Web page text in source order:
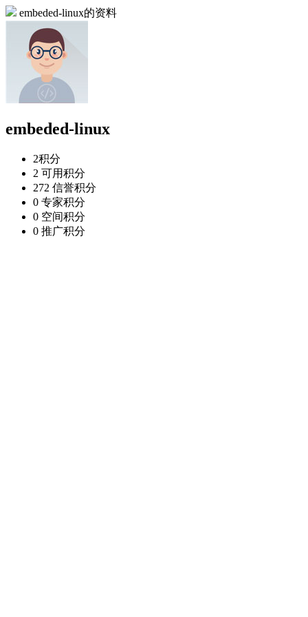
embeded-linux的资料
embeded-linux
2积分
2 可用积分
272 信誉积分
0 专家积分
0 空间积分
0 推广积分